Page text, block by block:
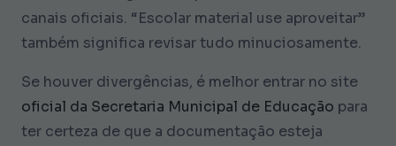
canais oficiais. “Escolar material use aproveitar”
também significa revisar tudo minuciosamente.
Se houver divergências, é melhor entrar no site
oficial da Secretaria Municipal de Educação para
ter certeza de que a documentação esteja